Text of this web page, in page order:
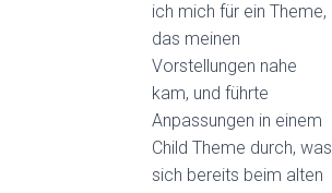
ich mich für ein Theme,
das meinen
Vorstellungen nahe
kam, und führte
Anpassungen in einem
Child Theme durch, was
sich bereits beim alten